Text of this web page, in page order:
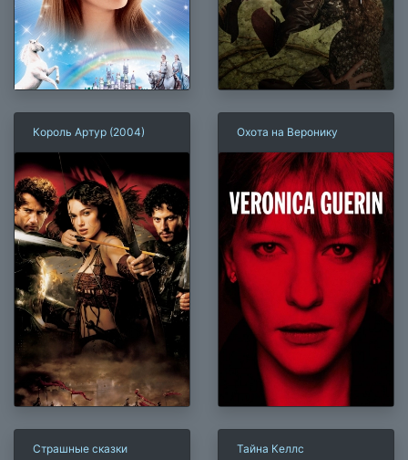
Король Артур (2004) Охота на Веронику
Страшные сказки Тайна Келлс